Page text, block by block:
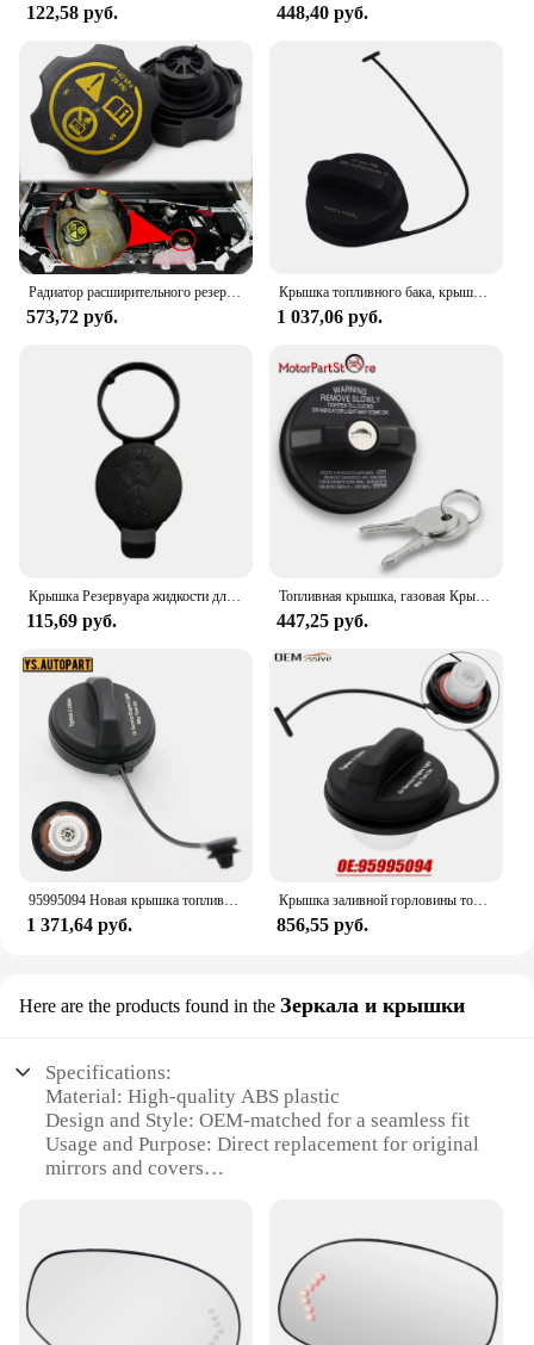
122,58 руб. 448,40 руб.
Радиатор расширительного резервуара для воды, 1 шт., крышка 13502509 53330779 13502353 1305248 для Chevrolet Cruze Sonic Buick Cadillac Opel Insignia
573,72 руб.
Крышка топливного бака, крышка топливного бака для Chevrolet Silverado Cruze GMC Cadillac Buick Pontiac 2004-2012, крышка бензобака 95995094
1 037,06 руб.
Крышка Резервуара жидкости для мойки лобового стекла, крышка бутылки 13227300 для Chevrolet Buick Cadillac, крышка резервуара, внешние компоненты
115,69 руб.
Топливная крышка, газовая Крышка для Toyota, бензиновая Крышка для Nissan Honda Chevy GMC Buick Mazda Cadillac Lexus Audi Chrysler Dodge Jeep 77300-47020
447,25 руб.
1 371,64 руб.
Крышка заливной горловины топливного бака, газойль, бензин, крышка бензинового бака, внутренняя внутренняя крышка для Chevy 2004-2012 GMC Cadillac Buick Pontiac, предотвращает утечку
856,55 руб.
Here are the products found in the Зеркала и крышки
Specifications:
Material: High-quality ABS plastic
Design and Style: OEM-matched for a seamless fit
Usage and Purpose: Direct replacement for original
mirrors and covers
Shape or Size or Weight or Quantity: Precisely
engineered to match the dimensions of the Cadillac
Escalade and Chevrolet models
Parts and Accessories: Includes both driver and
passenger side mirrors and covers